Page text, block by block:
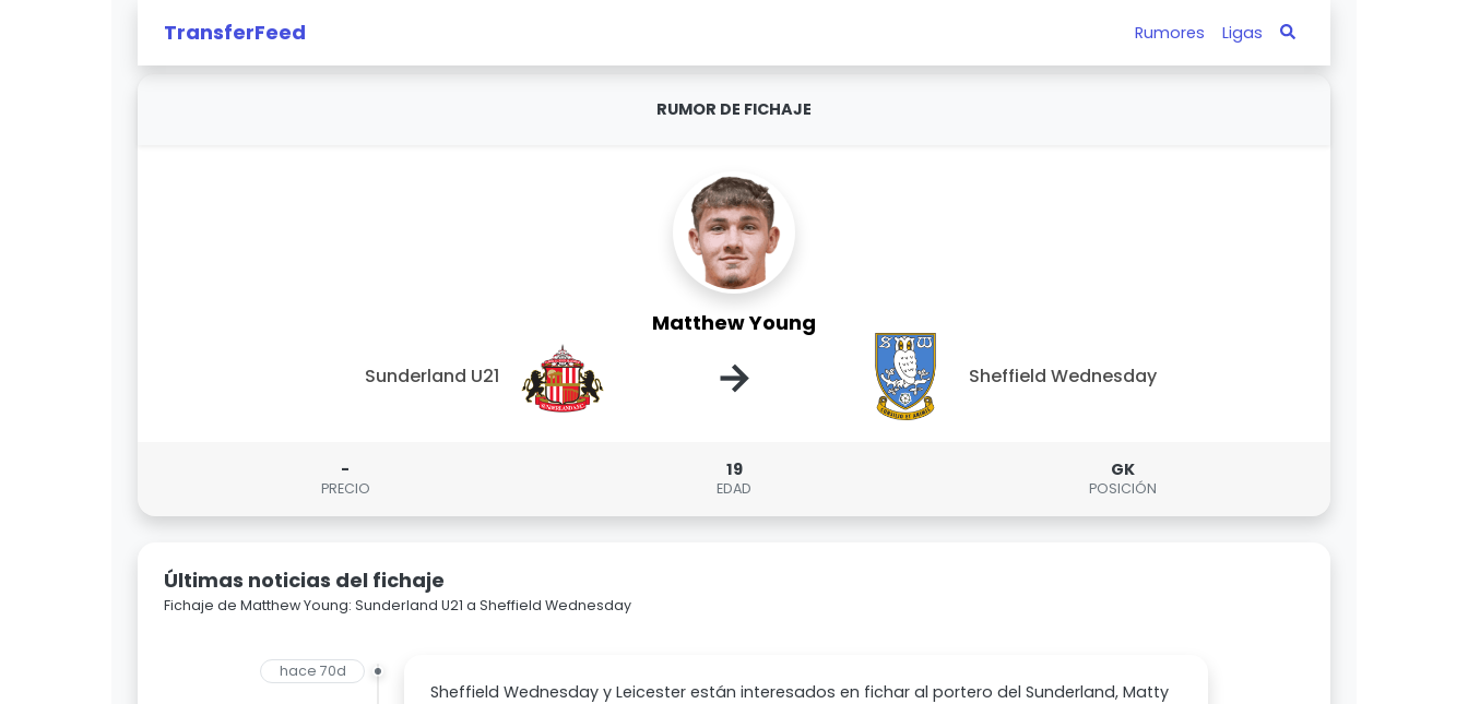
TransferFeed Rumores Ligas
RUMOR DE FICHAJE
Matthew Young
Sunderland U21 → Sheffield Wednesday
-
PRECIO
19
EDAD
GK
POSICIÓN
Últimas noticias del fichaje
Fichaje de Matthew Young: Sunderland U21 a Sheffield Wednesday
hace 70d
Sheffield Wednesday y Leicester están interesados en fichar al portero del Sunderland, Matty